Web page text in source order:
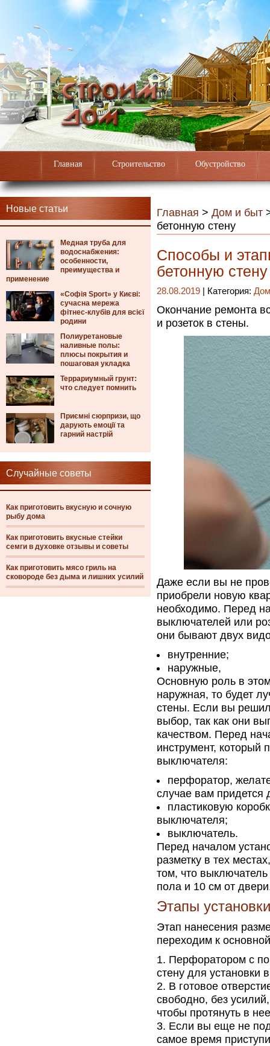
Главная Строительство Обустройство
Новые статьи
Медная труба для
водоснабжения:
особенности,
преимущества и
применение
«Софія Sport» у Києві:
сучасна мережа
фітнес-клубів для всієї
родини
Полиуретановые
наливные полы:
плюсы покрытия и
пошаговая укладка
Террариумный грунт:
что следует помнить
Приємні сюрпризи, що
дарують емоції та
гарний настрій
Случайные советы
Как приготовить вкусную и сочную
рыбу дома
Как приготовить вкусные стейки
семги в духовке отзывы и советы
Как приготовить мясо гриль на
сковороде без дыма и лишних усилий
Главная > Дом и быт
бетонную стену
Способы и
бетонную стену
28.08.2019 | Категория:
Окончание ремонта
и розеток в стены.
Даже если вы не
приобрели новую
необходимо. Перед
выключателей или
они бывают двух
внутренние;
наружные,
Основную роль в
наружная, то будет
стены. Если вы
выбор, так как они
качеством. Перед
инструмент, который
выключателя:
перфоратор,
случае вам придется
пластиковую
выключателя;
выключатель.
Перед началом
разметку в тех
том, что
пола и 10 см от
Этапы
Этап нанесения
переходим к
Перфоратором с
стену для установки
В готовое
свободно, без
чтобы протянуть в
Если вы еще не
самое время